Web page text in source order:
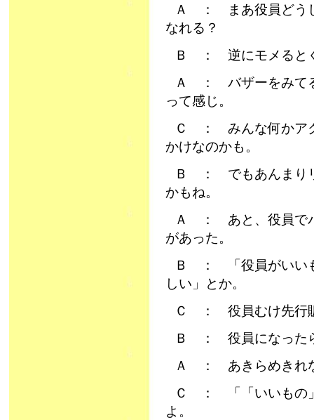
Ａ ： まあ役員どう
なれる？
Ｂ ： 逆にモメると
Ａ ： バザーをみて
って感じ。
Ｃ ： みんな何かア
かけなのかも。
Ｂ ： でもあんまり
かもね。
Ａ ： あと、役員で
があった。
Ｂ ： 「役員がいい
しい」とか。
Ｃ ： 役員むけ先行
Ｂ ： 役員になった
Ａ ： あきらめきれ
Ｃ ： 「「いいもの
よ。